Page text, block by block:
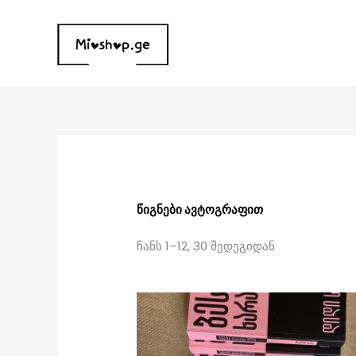
წიგნები ავტოგრაფით
ჩანს 1–12, 30 შედეგიდან